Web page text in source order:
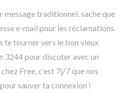
message traditionnel, sache que
e-mail pour les réclamations.
te tourner vers le bon vieux
3244 pour discuter avec un
Free, c’est 7j/7 que nos
sauver ta connexion !